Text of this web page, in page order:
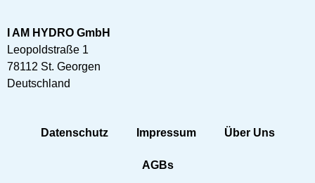
I AM HYDRO GmbH
Leopoldstraße 1
78112 St. Georgen
Deutschland
Datenschutz Impressum Über Uns
AGBs